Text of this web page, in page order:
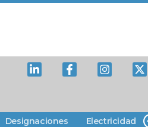
Designaciones Electricidad